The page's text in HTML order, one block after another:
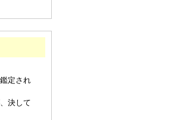
定され
決して